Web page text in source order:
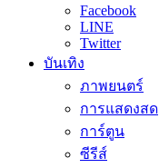
Facebook
LINE
Twitter
บันเทิง
ภาพยนตร์
การแสดงสด
การ์ตูน
ซีรีส์